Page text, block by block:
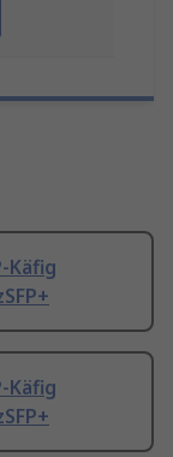
Käfig
Käfig